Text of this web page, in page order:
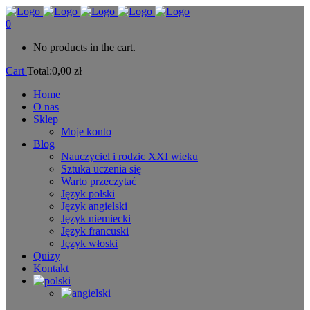
0
No products in the cart.
Cart Total:0,00 zł
Home
O nas
Sklep
Moje konto
Blog
Nauczyciel i rodzic XXI wieku
Sztuka uczenia się
Warto przeczytać
Język polski
Język angielski
Język niemiecki
Język francuski
Język włoski
Quizy
Kontakt